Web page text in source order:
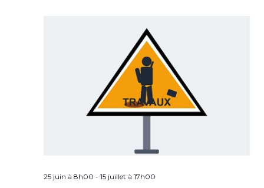
25 juin à 8h00 - 15 juillet à 17h00